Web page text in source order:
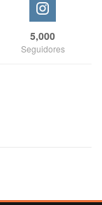
5,000
Seguidores